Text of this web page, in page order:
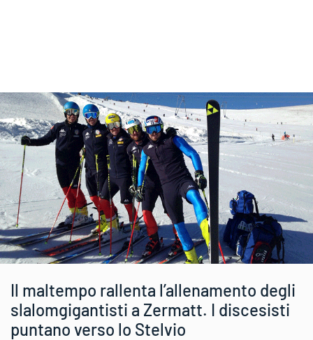
Il maltempo rallenta l’allenamento degli
slalomgigantisti a Zermatt. I discesisti
puntano verso lo Stelvio